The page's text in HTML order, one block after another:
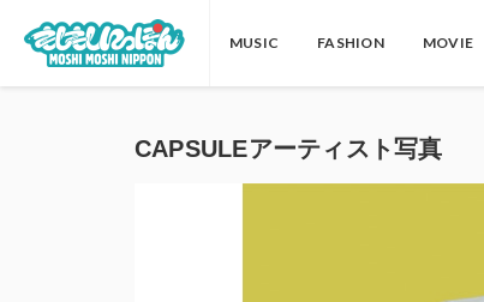
MUSIC FASHION MOVIE
CAPSULEアーティスト写真